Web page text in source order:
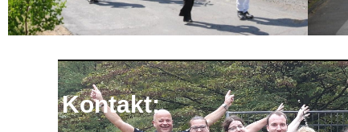
Kontakt: